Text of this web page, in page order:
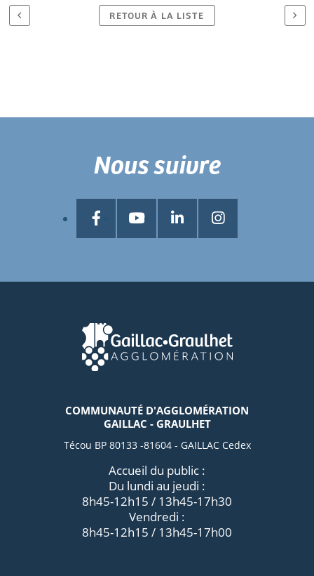
RETOUR À LA LISTE
COMMUNAUTÉ D'AGGLOMÉRATION
GAILLAC - GRAULHET
Técou BP 80133 -81604 - GAILLAC Cedex
Accueil du public :
Du lundi au jeudi :
8h45-12h15 / 13h45-17h30
Vendredi :
8h45-12h15 / 13h45-17h00
Nous suivre